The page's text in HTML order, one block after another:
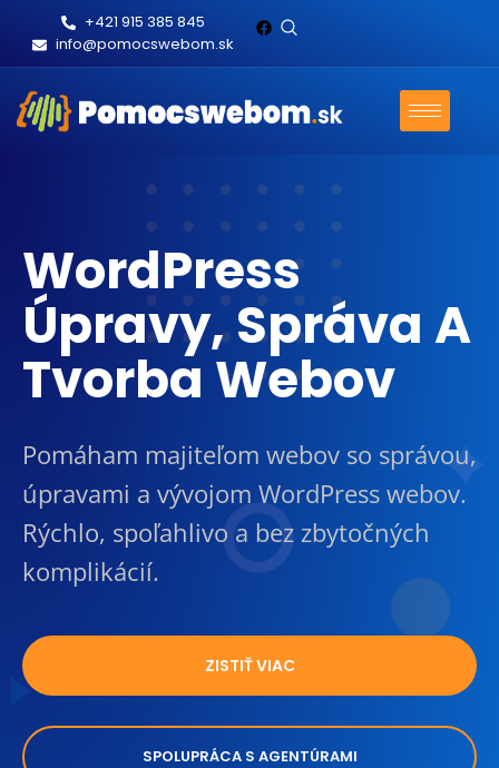
+421 915 385 845
info@pomocswebom.sk
WordPress
Úpravy, Správa A
Tvorba Webov
Pomáham majiteľom webov so správou,
úpravami a vývojom WordPress webov.
Rýchlo, spoľahlivo a bez zbytočných
komplikácií.
ZISTIŤ VIAC
SPOLUPRÁCA S AGENTÚRAMI